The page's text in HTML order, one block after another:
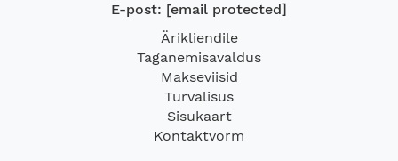
E-post: [email protected]
Ärikliendile
Taganemisavaldus
Makseviisid
Turvalisus
Sisukaart
Kontaktvorm